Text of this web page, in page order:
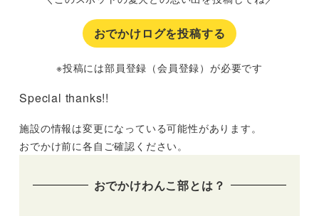
おでかけログを投稿する
※投稿には部員登録（会員登録）が必要です
Special thanks!!
施設の情報は変更になっている可能性があります。
おでかけ前に各自ご確認ください。
おでかけわんこ部とは？